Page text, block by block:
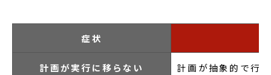
症状
計画が実行に移らない 計画が抽象的で行